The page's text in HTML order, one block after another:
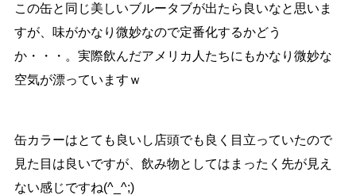
この缶と同じ美しいブルータブが出たら良いなと思いま
すが、味がかなり微妙なので定番化するかどう
か・・・。実際飲んだアメリカ人たちにもかなり微妙な
空気が漂っていますｗ
缶カラーはとても良いし店頭でも良く目立っていたので
見た目は良いですが、飲み物としてはまったく先が見え
ない感じですね(^_^;)